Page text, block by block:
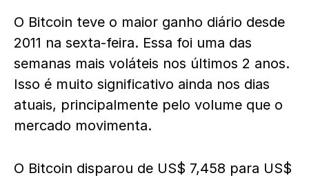
O Bitcoin teve o maior ganho diário desde
2011 na sexta-feira. Essa foi uma das
semanas mais voláteis nos últimos 2 anos.
Isso é muito significativo ainda nos dias
atuais, principalmente pelo volume que o
mercado movimenta.
O Bitcoin disparou de US$ 7,458 para US$